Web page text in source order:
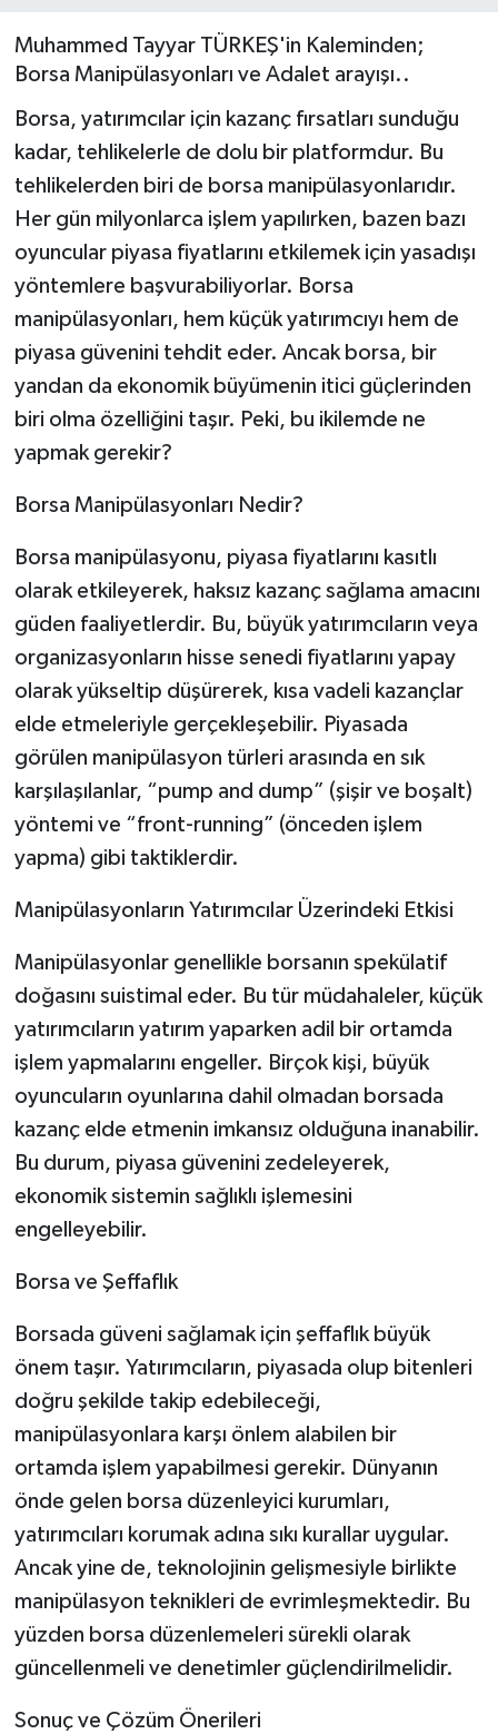
Muhammed Tayyar TÜRKEŞ'in Kaleminden;
Borsa Manipülasyonları ve Adalet arayışı..
Borsa, yatırımcılar için kazanç fırsatları sunduğu
kadar, tehlikelerle de dolu bir platformdur. Bu
tehlikelerden biri de borsa manipülasyonlarıdır.
Her gün milyonlarca işlem yapılırken, bazen bazı
oyuncular piyasa fiyatlarını etkilemek için yasadışı
yöntemlere başvurabiliyorlar. Borsa
manipülasyonları, hem küçük yatırımcıyı hem de
piyasa güvenini tehdit eder. Ancak borsa, bir
yandan da ekonomik büyümenin itici güçlerinden
biri olma özelliğini taşır. Peki, bu ikilemde ne
yapmak gerekir?
Borsa Manipülasyonları Nedir?
Borsa manipülasyonu, piyasa fiyatlarını kasıtlı
olarak etkileyerek, haksız kazanç sağlama amacını
güden faaliyetlerdir. Bu, büyük yatırımcıların veya
organizasyonların hisse senedi fiyatlarını yapay
olarak yükseltip düşürerek, kısa vadeli kazançlar
elde etmeleriyle gerçekleşebilir. Piyasada
görülen manipülasyon türleri arasında en sık
karşılaşılanlar, “pump and dump” (şişir ve boşalt)
yöntemi ve “front-running” (önceden işlem
yapma) gibi taktiklerdir.
Manipülasyonların Yatırımcılar Üzerindeki Etkisi
Manipülasyonlar genellikle borsanın spekülatif
doğasını suistimal eder. Bu tür müdahaleler, küçük
yatırımcıların yatırım yaparken adil bir ortamda
işlem yapmalarını engeller. Birçok kişi, büyük
oyuncuların oyunlarına dahil olmadan borsada
kazanç elde etmenin imkansız olduğuna inanabilir.
Bu durum, piyasa güvenini zedeleyerek,
ekonomik sistemin sağlıklı işlemesini
engelleyebilir.
Borsa ve Şeffaflık
Borsada güveni sağlamak için şeffaflık büyük
önem taşır. Yatırımcıların, piyasada olup bitenleri
doğru şekilde takip edebileceği,
manipülasyonlara karşı önlem alabilen bir
ortamda işlem yapabilmesi gerekir. Dünyanın
önde gelen borsa düzenleyici kurumları,
yatırımcıları korumak adına sıkı kurallar uygular.
Ancak yine de, teknolojinin gelişmesiyle birlikte
manipülasyon teknikleri de evrimleşmektedir. Bu
yüzden borsa düzenlemeleri sürekli olarak
güncellenmeli ve denetimler güçlendirilmelidir.
Sonuç ve Çözüm Önerileri
Sağlık
Spor
Türkiye